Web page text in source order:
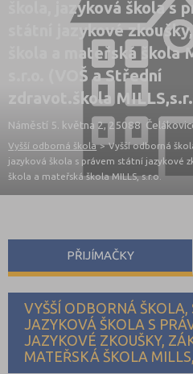
škola, jazyková škola s
státní jazykové
škola a mateřská škola
s.r.o. (VOŠ a Střední
zdravot.škola
Náměstí 5. května 2, 25088
Vyšší odborná škola > Vyšší odborná
jazyková škola s právem státní jazykové
škola a mateřská škola MILLS, s.r.o.
VYŠŠÍ ODBORNÁ ŠKOLA,
JAZYKOVÁ ŠKOLA S
JAZYKOVÉ ZKOUŠKY,
MATEŘSKÁ ŠKOLA
PŘIJÍMAČKY